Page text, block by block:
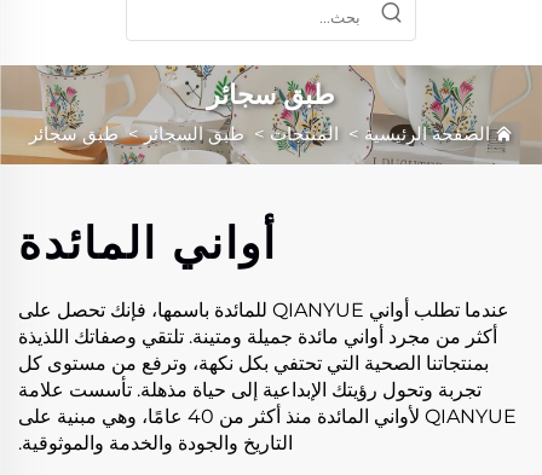
طبق سجائر
الصفحة الرئيسية > المنتجات > طبق السجائر>طبق سجائر
أواني المائدة
عندما تطلب أواني QIANYUE للمائدة باسمها، فإنك تحصل على
أكثر من مجرد أواني مائدة جميلة ومتينة. تلتقي وصفاتك اللذيذة
بمنتجاتنا الصحية التي تحتفي بكل نكهة، وترفع من مستوى كل
تجربة وتحول رؤيتك الإبداعية إلى حياة مذهلة. تأسست علامة
QIANYUE لأواني المائدة منذ أكثر من 40 عامًا، وهي مبنية على
التاريخ والجودة والخدمة والموثوقية.